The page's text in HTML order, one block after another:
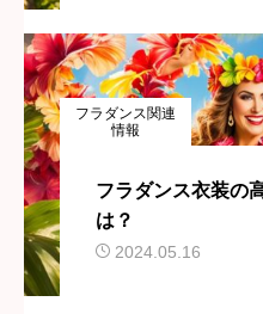
フラダンス関連
情報
フラダンス衣装の
は？
2024.05.16